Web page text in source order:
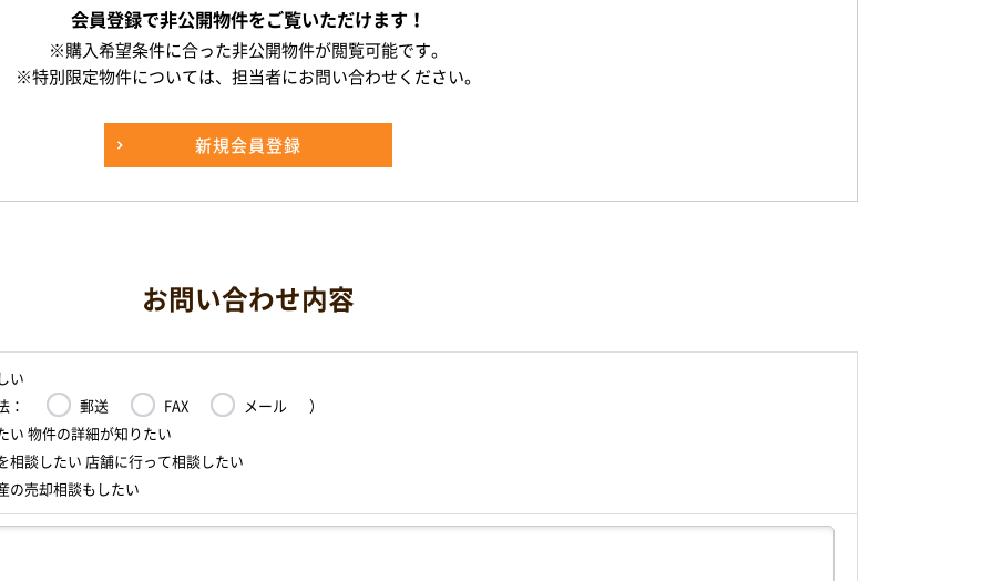
会員登録で非公開物件をご覧いただけます！
※購入希望条件に合った非公開物件が閲覧可能です。
※特別限定物件については、担当者にお問い合わせください。
新規会員登録
お問い合わせ内容
い
：
郵送 FAX メール
）
い 物件の詳細が知りたい
相談したい 店舗に行って相談したい
の売却相談もしたい